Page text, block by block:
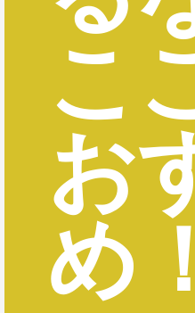
こ
お
め！